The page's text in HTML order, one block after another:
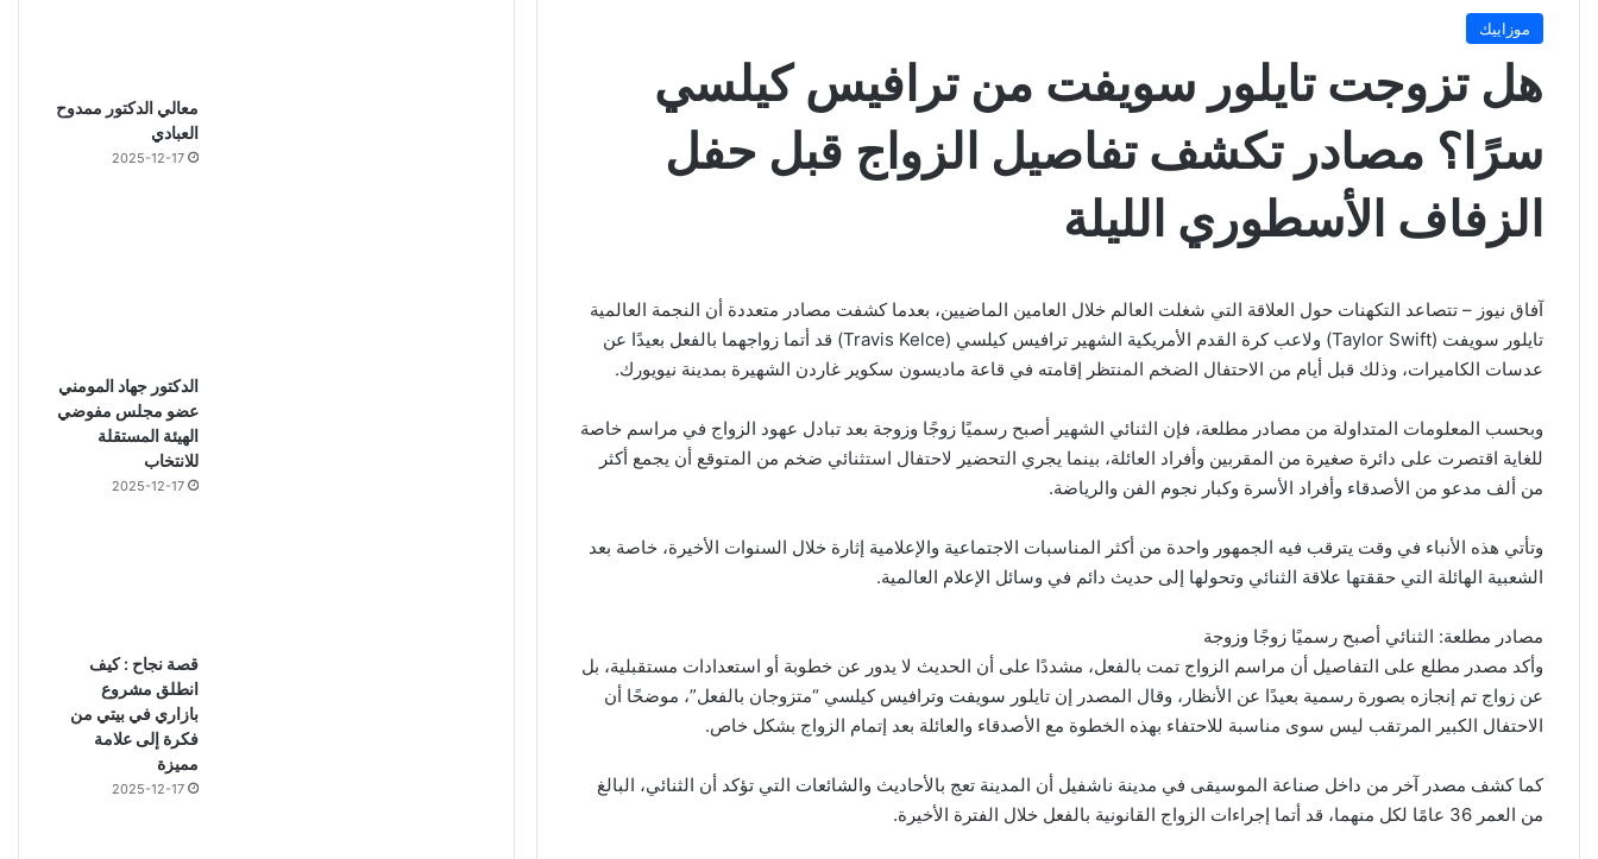
موزاييك
هل تزوجت تايلور سويفت من ترافيس كيلسي
سرًا؟ مصادر تكشف تفاصيل الزواج قبل حفل
الزفاف الأسطوري الليلة
آفاق نيوز – تتصاعد التكهنات حول العلاقة التي شغلت العالم خلال العامين الماضيين، بعدما كشفت مصادر متعددة أن النجمة العالمية
تايلور سويفت (Taylor Swift) ولاعب كرة القدم الأمريكية الشهير ترافيس كيلسي (Travis Kelce) قد أتما زواجهما بالفعل بعيدًا عن
عدسات الكاميرات، وذلك قبل أيام من الاحتفال الضخم المنتظر إقامته في قاعة ماديسون سكوير غاردن الشهيرة بمدينة نيويورك.
وبحسب المعلومات المتداولة من مصادر مطلعة، فإن الثنائي الشهير أصبح رسميًا زوجًا وزوجة بعد تبادل عهود الزواج في مراسم خاصة
للغاية اقتصرت على دائرة صغيرة من المقربين وأفراد العائلة، بينما يجري التحضير لاحتفال استثنائي ضخم من المتوقع أن يجمع أكثر
من ألف مدعو من الأصدقاء وأفراد الأسرة وكبار نجوم الفن والرياضة.
وتأتي هذه الأنباء في وقت يترقب فيه الجمهور واحدة من أكثر المناسبات الاجتماعية والإعلامية إثارة خلال السنوات الأخيرة، خاصة بعد
الشعبية الهائلة التي حققتها علاقة الثنائي وتحولها إلى حديث دائم في وسائل الإعلام العالمية.
مصادر مطلعة: الثنائي أصبح رسميًا زوجًا وزوجة
وأكد مصدر مطلع على التفاصيل أن مراسم الزواج تمت بالفعل، مشددًا على أن الحديث لا يدور عن خطوبة أو استعدادات مستقبلية، بل
عن زواج تم إنجازه بصورة رسمية بعيدًا عن الأنظار، وقال المصدر إن تايلور سويفت وترافيس كيلسي “متزوجان بالفعل”، موضحًا أن
الاحتفال الكبير المرتقب ليس سوى مناسبة للاحتفاء بهذه الخطوة مع الأصدقاء والعائلة بعد إتمام الزواج بشكل خاص.
كما كشف مصدر آخر من داخل صناعة الموسيقى في مدينة ناشفيل أن المدينة تعج بالأحاديث والشائعات التي تؤكد أن الثنائي، البالغ
من العمر 36 عامًا لكل منهما، قد أتما إجراءات الزواج القانونية بالفعل خلال الفترة الأخيرة.
معالي الدكتور ممدوح
العبادي
2025-12-17
الدكتور جهاد المومني
عضو مجلس مفوضي
الهيئة المستقلة
للانتخاب
2025-12-17
قصة نجاح : كيف
انطلق مشروع
بازاري في بيتي من
فكرة إلى علامة
مميزة
2025-12-17